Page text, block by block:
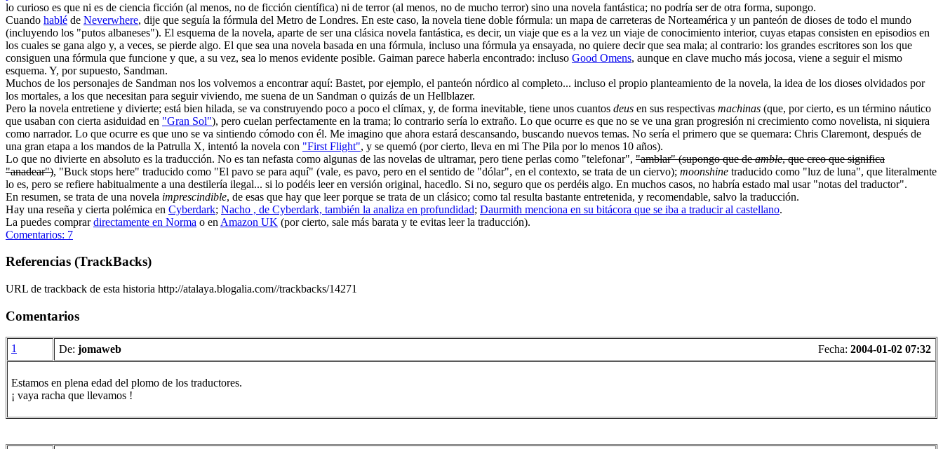
lo curioso es que ni es de ciencia ficción (al menos, no de ficción científica) ni de terror (al menos, no de mucho terror) sino una novela fantástica; no podría ser de otra forma, supongo.
Cuando hablé de Neverwhere, dije que seguía la fórmula del Metro de Londres. En este caso, la novela tiene doble fórmula: un mapa de carreteras de Norteamérica y un panteón de dioses de todo el mundo
(incluyendo los "putos albaneses"). El esquema de la novela, aparte de ser una clásica novela fantástica, es decir, un viaje que es a la vez un viaje de conocimiento interior, cuyas etapas consisten en episodios en
los cuales se gana algo y, a veces, se pierde algo. El que sea una novela basada en una fórmula, incluso una fórmula ya ensayada, no quiere decir que sea mala; al contrario: los grandes escritores son los que
consiguen una fórmula que funcione y que, a su vez, sea lo menos evidente posible. Gaiman parece haberla encontrado: incluso Good Omens, aunque en clave mucho más jocosa, viene a seguir el mismo
esquema. Y, por supuesto, Sandman.
Muchos de los personajes de Sandman nos los volvemos a encontrar aquí: Bastet, por ejemplo, el panteón nórdico al completo... incluso el propio planteamiento de la novela, la idea de los dioses olvidados por
los mortales, a los que necesitan para seguir viviendo, me suena de un Sandman o quizás de un Hellblazer.
Pero la novela entretiene y divierte; está bien hilada, se va construyendo poco a poco el clímax, y, de forma inevitable, tiene unos cuantos deus en sus respectivas machinas (que, por cierto, es un término náutico
que usaban con cierta asiduidad en "Gran Sol"), pero cuelan perfectamente en la trama; lo contrario sería lo extraño. Lo que ocurre es que no se ve una gran progresión ni crecimiento como novelista, ni siquiera
como narrador. Lo que ocurre es que uno se va sintiendo cómodo con él. Me imagino que ahora estará descansando, buscando nuevos temas. No sería el primero que se quemara: Chris Claremont, después de
una gran etapa a los mandos de la Patrulla X, intentó la novela con "First Flight", y se quemó (por cierto, lleva en mi The Pila por lo menos 10 años).
Lo que no divierte en absoluto es la traducción. No es tan nefasta como algunas de las novelas de ultramar, pero tiene perlas como "telefonar", "amblar" (supongo que deamble, que creo que significa
"anadear"), "Buck stops here" traducido como "El pavo se para aquí" (vale, es pavo, pero en el sentido de "dólar", en el contexto, se trata de un ciervo); moonshine traducido como "luz de luna", que literalmente
lo es, pero se refiere habitualmente a una destilería ilegal... si lo podéis leer en versión original, hacedlo. Si no, seguro que os perdéis algo. En muchos casos, no habría estado mal usar "notas del traductor".
En resumen, se trata de una novela imprescindible, de esas que hay que leer porque se trata de un clásico; como tal resulta bastante entretenida, y recomendable, salvo la traducción.
Hay una reseña y cierta polémica en Cyberdark; Nacho , de Cyberdark, también la analiza en profundidad; Daurmith menciona en su bitácora que se iba a traducir al castellano.
La puedes comprardirectamente en Norma o en Amazon UK (por cierto, sale más barata y te evitas leer la traducción).
Comentarios: 7
Referencias (TrackBacks)
URL de trackback de esta historia http://atalaya.blogalia.com//trackbacks/14271
Comentarios
1 De: jomaweb Fecha: 2004-01-02 07:32
Estamos en plena edad del plomo de los traductores.
¡ vaya racha que llevamos !